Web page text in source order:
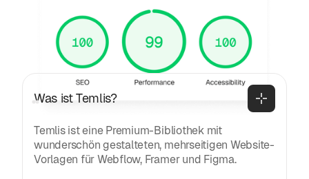
Häufig gestellte Fragen
Allgemeines
Was ist Temlis?
Temlis ist eine Premium-Bibliothek mit
wunderschön gestalteten, mehrseitigen Website-
Vorlagen für Webflow, Framer und Figma.